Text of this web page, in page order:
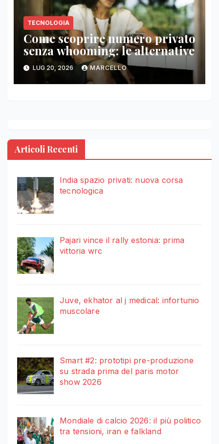
TECNOLOGIA
Come scoprire numero privato
senza whooming: le alternative
LUG 20, 2026 MARCELLO
Articoli Recenti
India spazio privati: nuova corsa
tecnologica
Pajari vince il rally estonia: prima
vittoria wrc
Juve, ekhator al j medical: infortunio
muscolare
Smart #2: prototipi pre-produzione
su strada prima del paris motor
show 2026
Mondiale di calcio 2026: il più politico
tra tensioni, iran e falkland